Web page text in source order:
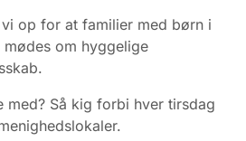
op for at familier med børn i
om hyggelige
Så kig forbi hver tirsdag